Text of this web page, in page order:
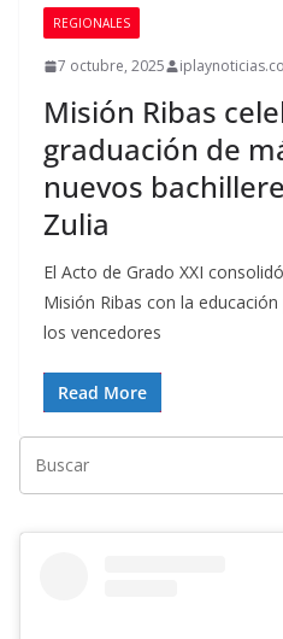
REGIONALES
7 octubre, 2025
Misión Ribas
graduación de
nuevos
Zulia
El Acto de Grado XXI
Misión Ribas con la
los vencedores
Read More